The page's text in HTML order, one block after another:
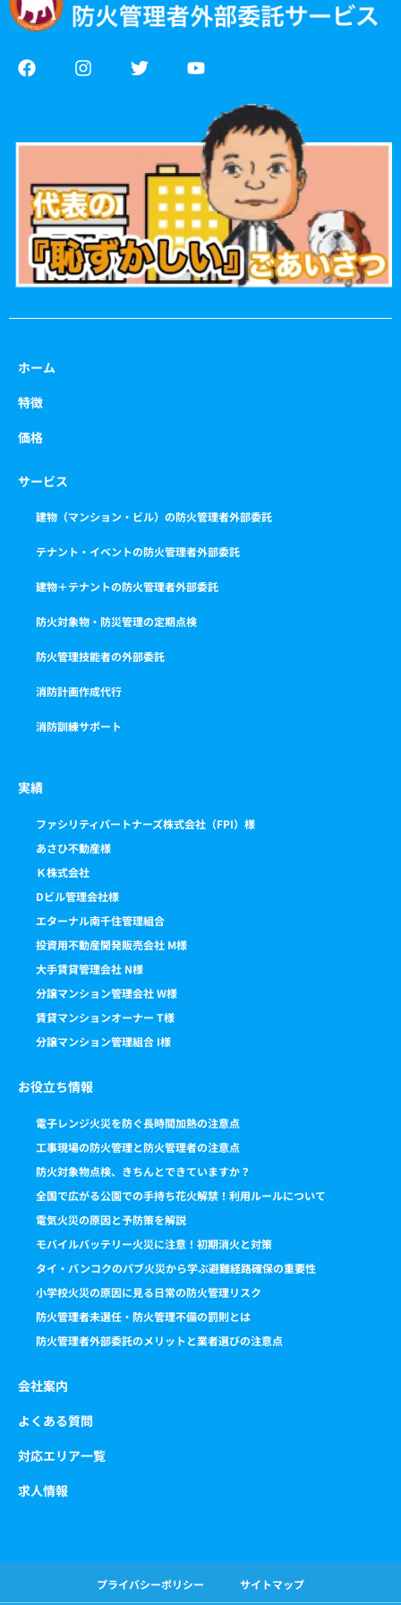
F
a
o
k
I
n
g
a
m
T
w
e
Y
o
u
b
e
ホーム
特徴
価格
サービス
建物（マンション・ビル）の防火管理者外部委託
テナント・イベントの防火管理者外部委託
建物＋テナントの防火管理者外部委託
防火対象物・防災管理の定期点検
防火管理技能者の外部委託
消防計画作成代行
消防訓練サポート
実績
ファシリティパートナーズ株式会社（FPI）様
あさひ不動産様
Ｋ株式会社
Dビル管理会社様
エターナル南千住管理組合
投資用不動産開発販売会社 M様
大手賃貸管理会社 N様
分譲マンション管理会社 W様
賃貸マンションオーナー T様
分譲マンション管理組合 I様
お役立ち情報
電子レンジ火災を防ぐ長時間加熱の注意点
工事現場の防火管理と防火管理者の注意点
防火対象物点検、きちんとできていますか？
全国で広がる公園での手持ち花火解禁！利用ルールについて
電気火災の原因と予防策を解説
モバイルバッテリー火災に注意！初期消火と対策
タイ・バンコクのパブ火災から学ぶ避難経路確保の重要性
小学校火災の原因に見る日常の防火管理リスク
防火管理者未選任・防火管理不備の罰則とは
防火管理者外部委託のメリットと業者選びの注意点
会社案内
よくある質問
対応エリア一覧
求人情報
プライバシーポリシー サイトマップ